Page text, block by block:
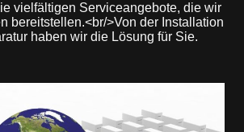
vielfältigen Serviceangebote, die wir
bereitstellen.<br/>Von der Installation
haben wir die Lösung für Sie.